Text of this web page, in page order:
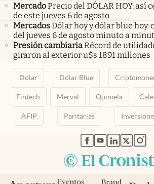
MercadoPrecio del DÓLAR HOY: así
de este jueves 6 de agosto
MercadosDólar hoy y dólar blue hoy:
del jueves 6 de agosto minuto a
Presión cambiariaRécord de
giraron al exterior u$s 1891 millones
Dólar Dólar Blue
Fintech Merval Quiniela
AFIP Paritarias
abre en nueva
abre enabre en
abre